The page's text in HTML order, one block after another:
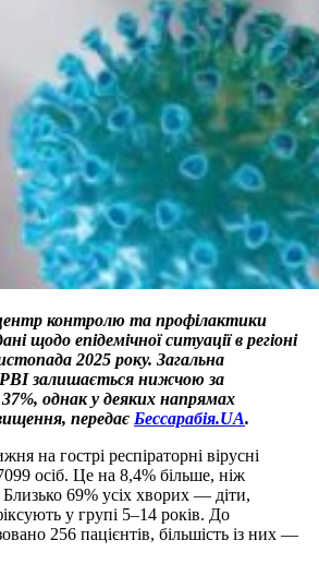
контролю та профілактики
щодо епідемічної ситуації в регіоні
2025 року. Загальна
залишається нижчою за
37%, однак у деяких напрямах
передає Бессарабія.UA.
на гострі респіраторні вірусні
осіб. Це на 8,4% більше, ніж
69% усіх хворих — діти,
у групі 5–14 років. До
256 пацієнтів, більшість із них —